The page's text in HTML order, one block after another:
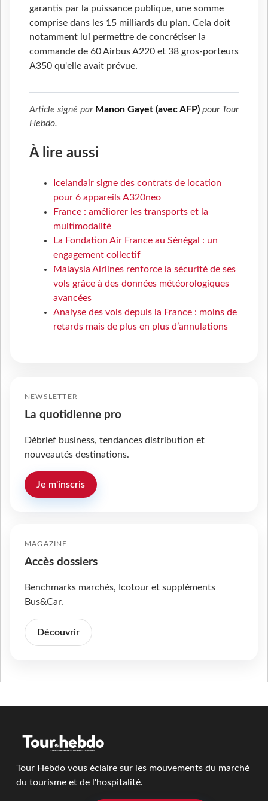
garantis par la puissance publique, une somme
comprise dans les 15 milliards du plan. Cela doit
notamment lui permettre de concrétiser la
commande de 60 Airbus A220 et 38 gros-porteurs
A350 qu'elle avait prévue.
Article signé par Manon Gayet (avec AFP) pour Tour
Hebdo.
À lire aussi
Icelandair signe des contrats de location
pour 6 appareils A320neo
France : améliorer les transports et la
multimodalité
La Fondation Air France au Sénégal : un
engagement collectif
Malaysia Airlines renforce la sécurité de ses
vols grâce à des données météorologiques
avancées
Analyse des vols depuis la France : moins de
retards mais de plus en plus d’annulations
NEWSLETTER
La quotidienne pro
Débrief business, tendances distribution et
nouveautés destinations.
Je m'inscris
MAGAZINE
Accès dossiers
Benchmarks marchés, Icotour et suppléments
Bus&Car.
Découvrir
Tour Hebdo vous éclaire sur les mouvements du marché
du tourisme et de l'hospitalité.